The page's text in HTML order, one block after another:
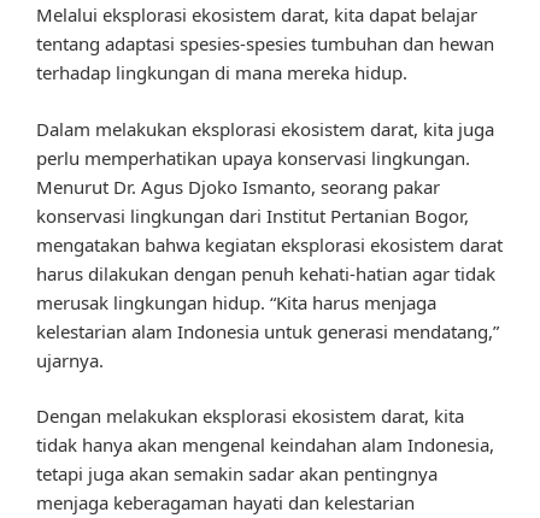
Melalui eksplorasi ekosistem darat, kita dapat belajar
tentang adaptasi spesies-spesies tumbuhan dan hewan
terhadap lingkungan di mana mereka hidup.
Dalam melakukan eksplorasi ekosistem darat, kita juga
perlu memperhatikan upaya konservasi lingkungan.
Menurut Dr. Agus Djoko Ismanto, seorang pakar
konservasi lingkungan dari Institut Pertanian Bogor,
mengatakan bahwa kegiatan eksplorasi ekosistem darat
harus dilakukan dengan penuh kehati-hatian agar tidak
merusak lingkungan hidup. “Kita harus menjaga
kelestarian alam Indonesia untuk generasi mendatang,”
ujarnya.
Dengan melakukan eksplorasi ekosistem darat, kita
tidak hanya akan mengenal keindahan alam Indonesia,
tetapi juga akan semakin sadar akan pentingnya
menjaga keberagaman hayati dan kelestarian